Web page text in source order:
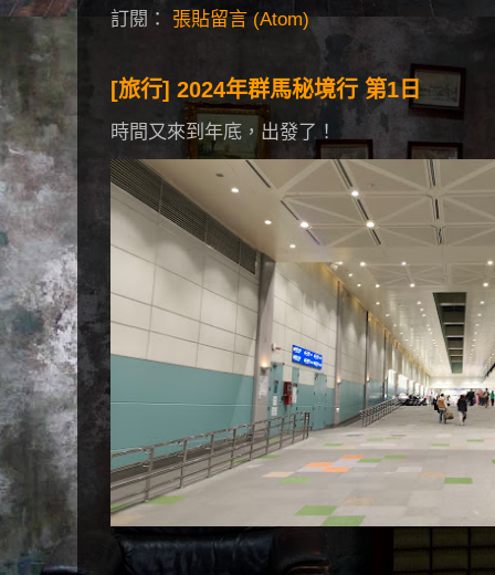
訂閱： 張貼留言 (Atom)
[旅行] 2024年群馬秘境行 第1日
時間又來到年底，出發了！